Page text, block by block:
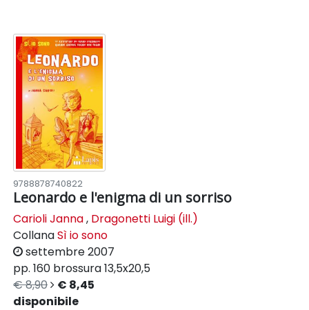
9788878740822
Leonardo e l'enigma di un sorriso
Carioli Janna, Dragonetti Luigi (ill.)
CollanaSì io sono
settembre 2007
pp. 160 brossura13,5x20,5
€ 8,90
€ 8,45
disponibile